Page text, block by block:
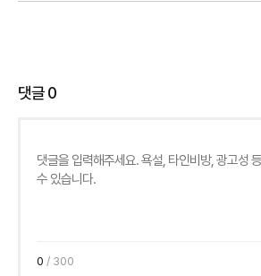
댓글0
0 / 300